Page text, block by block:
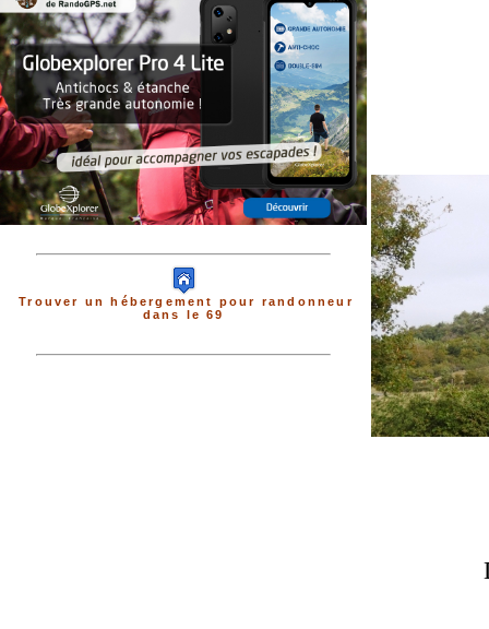
Trouver un hébergement pour randonneur
dans le 69